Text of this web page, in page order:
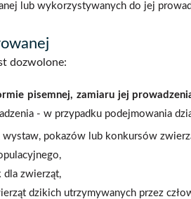
lub wykorzystywanych do jej
dozwolone:
pisemnej, zamiaru jej
- w przypadku podejmowania
wystaw, pokazów lub konkursów
dla zwierząt,
dzikich utrzymywanych przez